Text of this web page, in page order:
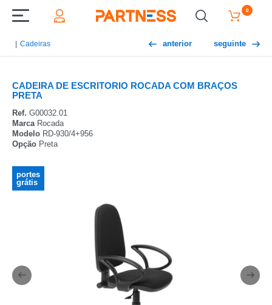
0
Cadeiras anterior seguinte
CADEIRA DE ESCRITORIO ROCADA COM BRAÇOS
PRETA
Ref. G00032.01
MarcaRocada
Modelo RD-930/4+956
Opção Preta
portes
grátis